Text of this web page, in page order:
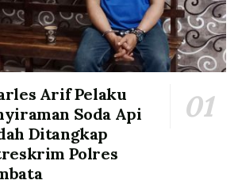
Arif Pelaku
Soda Api
Ditangkap
Polres